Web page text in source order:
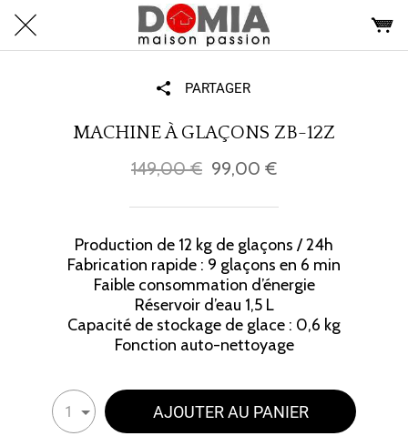
PARTAGER
MACHINE À GLAÇONS ZB-12Z
149,00 € 99,00 €
Production de 12 kg de glaçons / 24h
Fabrication rapide : 9 glaçons en 6 min
Faible consommation d’énergie
Réservoir d’eau 1,5 L
Capacité de stockage de glace : 0,6 kg
Fonction auto-nettoyage
1 AJOUTER AU PANIER